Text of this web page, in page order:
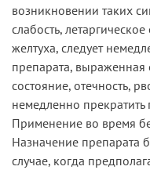
возникновении таких
слабость,
желтуха, следует
препарата, выраженная
состояние, отечность,
немедленно
Применение во время
Назначение препарата
случае, когда